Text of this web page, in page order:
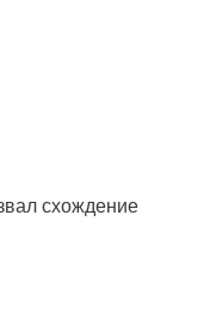
схождение